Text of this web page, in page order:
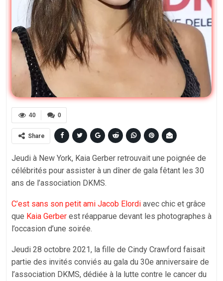
0
40
Share
Jeudi à New York, Kaia Gerber retrouvait une poignée de
célébrités pour assister à un dîner de gala fêtant les 30
ans de l’association DKMS.
C’est sans son petit ami Jacob Elordi avec chic et grâce
que Kaia Gerber est réapparue devant les photographes à
l’occasion d’une soirée.
Jeudi 28 octobre 2021, la fille de Cindy Crawford faisait
partie des invités conviés au gala du 30e anniversaire de
l’association DKMS, dédiée à la lutte contre le cancer du